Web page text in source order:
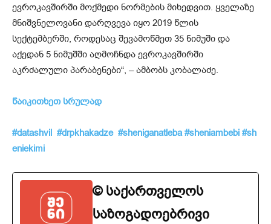
ევროკავშირში მოქმედი ნორმების მიხედვით. ყველაზე
მნიშვნელოვანი დარღვევა იყო 2019 წლის
სექტემბერში, როდესაც შევამოწმეთ 35 ნიმუში და
აქედან 5 ნიმუშში აღმოჩნდა ევროკავშირში
აკრძალული პარაბენები“, – ამბობს კობალაძე.
წაიკითხეთ სრულად
#datashvil #drpkhakadze #sheniganatleba #sheniambebi #sh
eniekimi
© საქართველოს
საზოგადოებრივი